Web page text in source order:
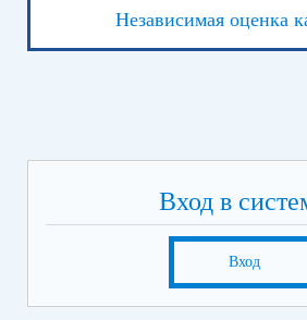
Независимая оценка
Вход в
Вход